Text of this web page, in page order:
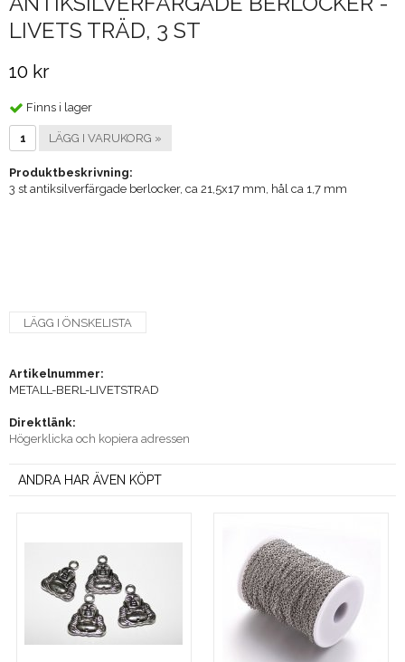
LIVETS TRÄD, 3 ST
10 kr
Finns i lager
LÄGG I VARUKORG »
Produktbeskrivning:
3 st antiksilverfärgade berlocker, ca 21,5x17 mm, hål ca 1,7 mm
LÄGG I ÖNSKELISTA
Artikelnummer:
METALL-BERL-LIVETSTRAD
Direktlänk:
Högerklicka och kopiera adressen
ANDRA HAR ÄVEN KÖPT